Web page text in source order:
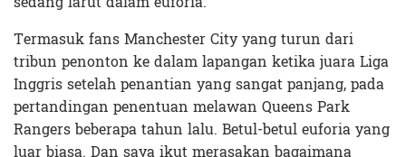
Termasuk fans Manchester City yang turun dari
tribun penonton ke dalam lapangan ketika juara Liga
Inggris setelah penantian yang sangat panjang, pada
pertandingan penentuan melawan Queens Park
Rangers beberapa tahun lalu. Betul-betul euforia yang
luar biasa. Dan saya ikut merasakan bagaimana